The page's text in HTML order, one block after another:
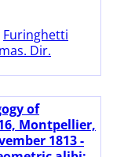
Furinghetti
Dir.
of
Montpellier,
1813 -